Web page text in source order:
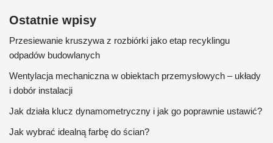
Ostatnie wpisy
Przesiewanie kruszywa z rozbiórki jako etap recyklingu
odpadów budowlanych
Wentylacja mechaniczna w obiektach przemysłowych – układy
i dobór instalacji
Jak działa klucz dynamometryczny i jak go poprawnie ustawić?
Jak wybrać idealną farbę do ścian?